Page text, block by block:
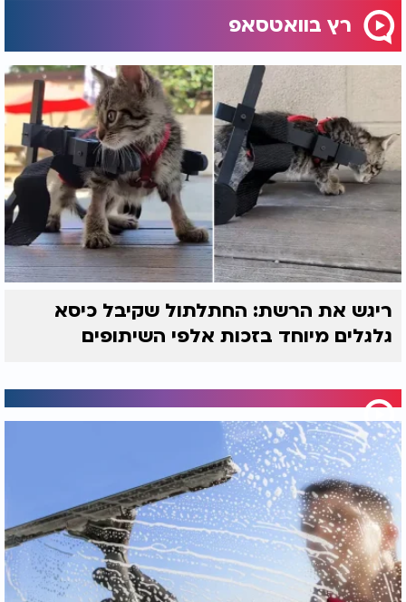
רץ בוואטסאפ
ריגש את הרשת: החתלתול שקיבל כיסא
גלגלים מיוחד בזכות אלפי השיתופים